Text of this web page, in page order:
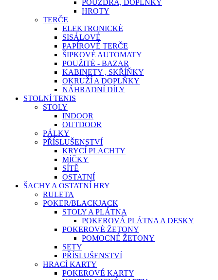
POUZDRA, DOPLŇKY
HROTY
TERČE
ELEKTRONICKÉ
SISÁLOVÉ
PAPÍROVÉ TERČE
ŠIPKOVÉ AUTOMATY
POUŽITÉ - BAZAR
KABINETY , SKŘÍŇKY
OKRUŽÍ A DOPLŇKY
NÁHRADNÍ DÍLY
STOLNÍ TENIS
STOLY
INDOOR
OUTDOOR
PÁLKY
PŘÍSLUŠENSTVÍ
KRYCÍ PLACHTY
MÍČKY
SÍTĚ
OSTATNÍ
ŠACHY A OSTATNÍ HRY
RULETA
POKER/BLACKJACK
STOLY A PLÁTNA
POKEROVÁ PLÁTNA A DESKY
POKEROVÉ ŽETONY
POMOCNÉ ŽETONY
SETY
PŘÍSLUŠENSTVÍ
HRACÍ KARTY
POKEROVÉ KARTY